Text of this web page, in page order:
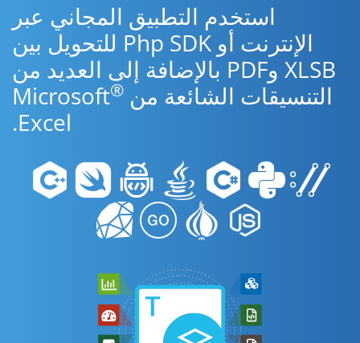
استخدم التطبيق المجاني عبر
الإنترنت أو Php SDK للتحويل بين
XLSB وPDF بالإضافة إلى العديد من
التنسيقات الشائعة من Microsoft ®
Excel.